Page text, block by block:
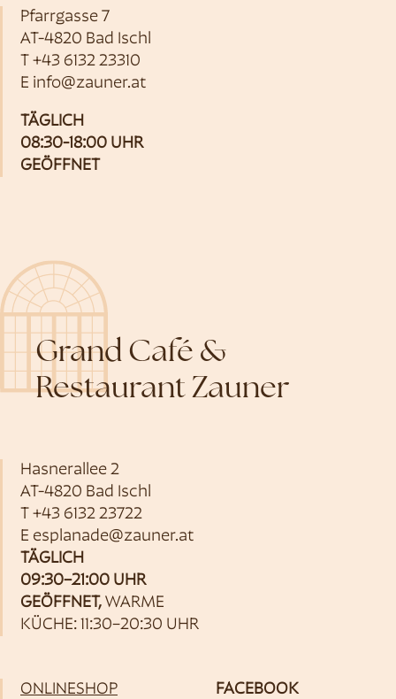
Pfarrgasse 7
AT-4820 Bad Ischl
T +43 6132 23310
E info@zauner.at
TÄGLICH
08:30-18:00 UHR
GEÖFFNET
Grand Café &
Restaurant Zauner
Hasnerallee 2
AT-4820 Bad Ischl
T +43 6132 23722
E esplanade@zauner.at
TÄGLICH
09:30–21:00 UHR
GEÖFFNET, WARME
KÜCHE: 11:30–20:30 UHR
ONLINESHOP
FACEBOOK